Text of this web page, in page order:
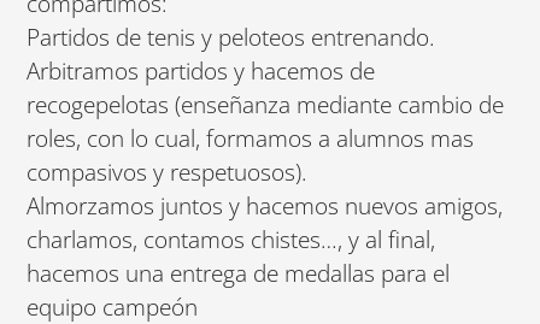
Partidos de tenis y peloteos entrenando.
Arbitramos partidos y hacemos de
recogepelotas (enseñanza mediante cambio de
roles, con lo cual, formamos a alumnos mas
compasivos y respetuosos).
Almorzamos juntos y hacemos nuevos amigos,
charlamos, contamos chistes…, y al final,
hacemos una entrega de medallas para el
equipo campeón